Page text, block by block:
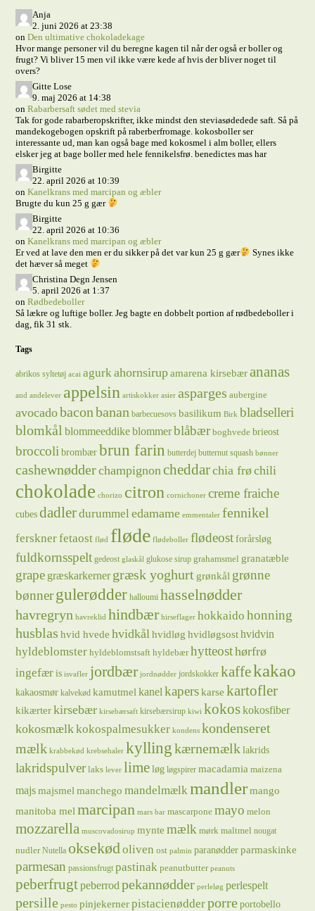
Anja
2. juni 2026 at 23:38
onDen ultimative chokoladekage
Hvor mange personer vil du beregne kagen til når der også er boller og
frugt? Vi bliver 15 men vil ikke være kede af hvis der bliver noget til
overs?
Gitte Lose
9. maj 2026 at 14:38
onRabarbersaft sødet med stevia
Tak for gode rabarberopskrifter, ikke mindst den steviasødedede saft. Så på
mandekogebogen opskrift på raberberfromage. kokosboller ser
interessante ud, man kan også bage med kokosmel i alm boller, ellers
elsker jeg at bage boller med hele fennikelsfrø. benedictes mas har
Birgitte
22. april 2026 at 10:39
onKanelkrans med marcipan og æbler
Brugte du kun 25 g gær
Birgitte
22. april 2026 at 10:36
onKanelkrans med marcipan og æbler
Er ved at lave den men er du sikker på det var kun 25 g gær
Synes ikke
det hæver så meget
Christina Degn Jensen
5. april 2026 at 1:37
onRødbedeboller
Så lækre og luftige boller. Jeg bagte en dobbelt portion af rødbedeboller i
dag, fik 31 stk.
Tags
abrikos syltetøj acai agurkahornsirupamarena kirsebærananas
and andelever appelsin artiskokker asier asparges aubergine
avocadobaconbanan barbecuesovs basilikum Birk bladselleri
blomkål blommeeddikeblommerblåbær boghvede brieost
broccoli brombær brun farin butterdej butternut squash bønner
cashewnødderchampignoncheddarchia frøchili
chokolade chorizo citron cornichoner creme fraiche
cubes dadlerdurummeledamame emmentaler fennikel
fersknerfetaost flød fløde flødeboller flødeost forårsløg
fuldkornsspelt gedeost glaskål glukose sirup grahamsmel granatæble
grape græskarkernergræsk yoghurt grønkål grønne
bønnergulerødder halloumi hasselnødder
havregryn havreklid hindbær hirseflager hokkaido honning
husblas hvid hvede hvidkålhvidløg hvidløgsost hvidvin
hyldeblomster hyldeblomstsaft hyldebær hytteosthørfrø
ingefær is isvafler jordbær jordnødder jordskokker kaffekakao
kakaosmør kalvekød kamutmel kanelkaperskarse kartofler
kikærterkirsebær kirsebærsaft kirsebærsirup kiwi kokoskokosfiber
kokosmælkkokospalmesukker kondens kondenseret
mælk krabbekød krebsehaler kylling kærnemælk lakrids
lakridspulver laks lever lime løg løgspirer macadamia maizena
majsmajsmel manchego mandelmælkmandler mango
manitoba mel marcipan mars bar mascarpone mayo melon
mozzarella muscovadosirup mynte mælk mørk maltmel nougat
nudler Nutella oksekødoliven ost palmin paranødder parmaskinke
parmesan passionsfrugt pastinak peanutbutter peanuts
peberfrugtpeberrodpekannødder perleløg perlespelt
persille pesto pinjekerner pistacienødderporre portobello